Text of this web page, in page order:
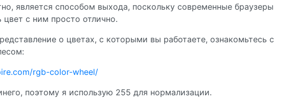
является способом выхода, поскольку современные браузеры
цвет с ним просто отлично.
о цветах, с которыми вы работаете, ознакомьтесь с
rgb-color-wheel/
поэтому я использую 255 для нормализации.